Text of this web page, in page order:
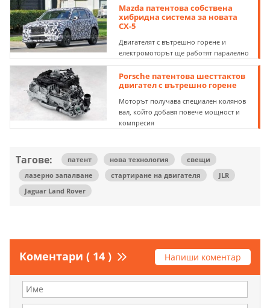
Mazda патентова собствена
хибридна система за новата
CX-5
Двигателят с вътрешно горене и
електромоторът ще работят паралелно
Porsche патентова шесттактов
двигател с вътрешно горене
Моторът получава специален колянов
вал, който добавя повече мощност и
компресия
Тагове: патент нова технология
свещи
лазерно запалване
стартиране на двигателя
JLR
Jaguar Land Rover
Коментари ( 14 ) Напиши коментар